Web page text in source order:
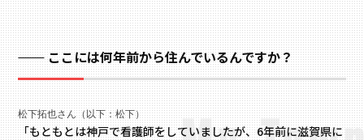
ここには何年前から住んでいるんですか？
松下拓也さん（以下：松下）
「もともとは神戸で看護師をしていましたが、6年前に滋賀県に